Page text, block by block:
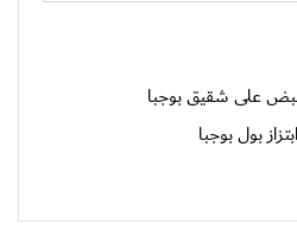
على شقيق بوجبا
بول بوجبا